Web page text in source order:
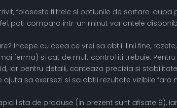
foloseste filtrele si optiunile de sortare:
poti compara intr-un minut variantele
Incepe cu ceea ce vrei sa obtii: linii fine,
ferma) si cat de mult control iti trebuie.
iar pentru detalii, conteaza precizia si
sa exersezi si sa obtii rezultate vizibile fara
lista de produse (in prezent sunt afisate 9),